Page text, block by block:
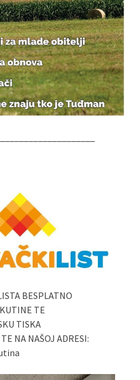
BESPLATNO
TE
TISKA
NA NAŠOJ ADRESI: